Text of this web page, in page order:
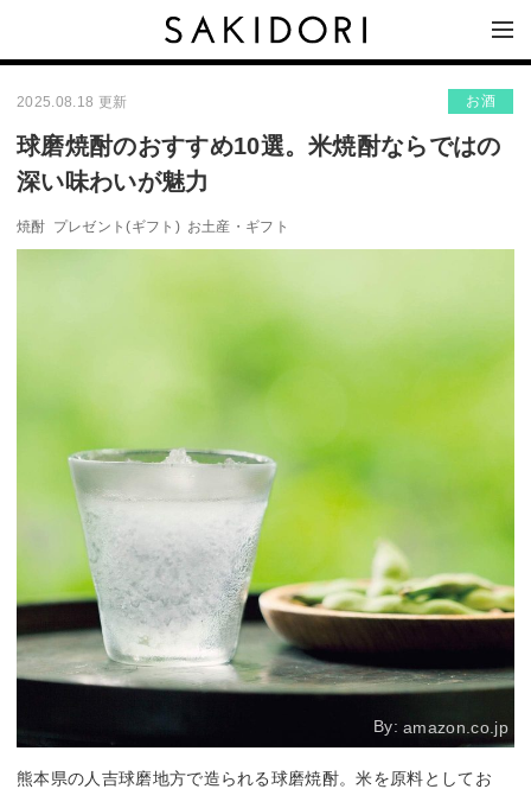
2025.08.18 更新 お酒
球磨焼酎のおすすめ10選。米焼酎ならではの
深い味わいが魅力
焼酎 プレゼント(ギフト) お土産・ギフト
By:amazon.co.jp
熊本県の人吉球磨地方で造られる球磨焼酎。米を原料としてお